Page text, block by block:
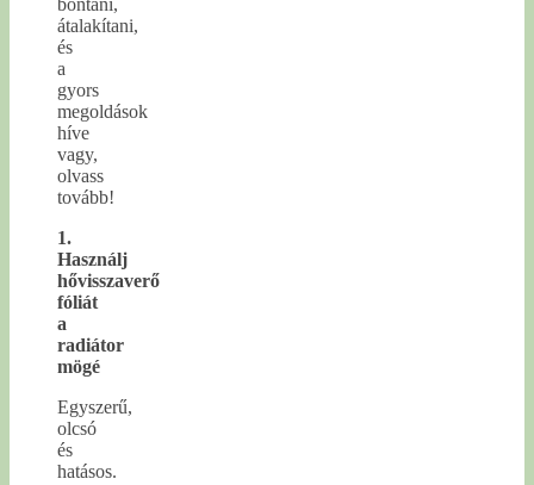
átalakítani,
és
a
gyors
megoldások
híve
vagy,
olvass
tovább!
1.
Használj
hővisszaverő
fóliát
a
radiátor
mögé
Egyszerű,
olcsó
és
hatásos.